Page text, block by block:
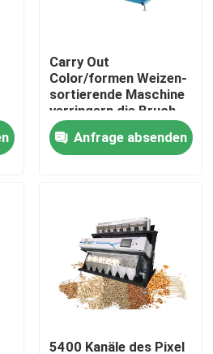
Verbindung
Carry Out
Color/formen Weizen-
sortierende Maschine
verringern die Bruch-
Rate
Anfrage absenden
5400 Kanäle des Pixel